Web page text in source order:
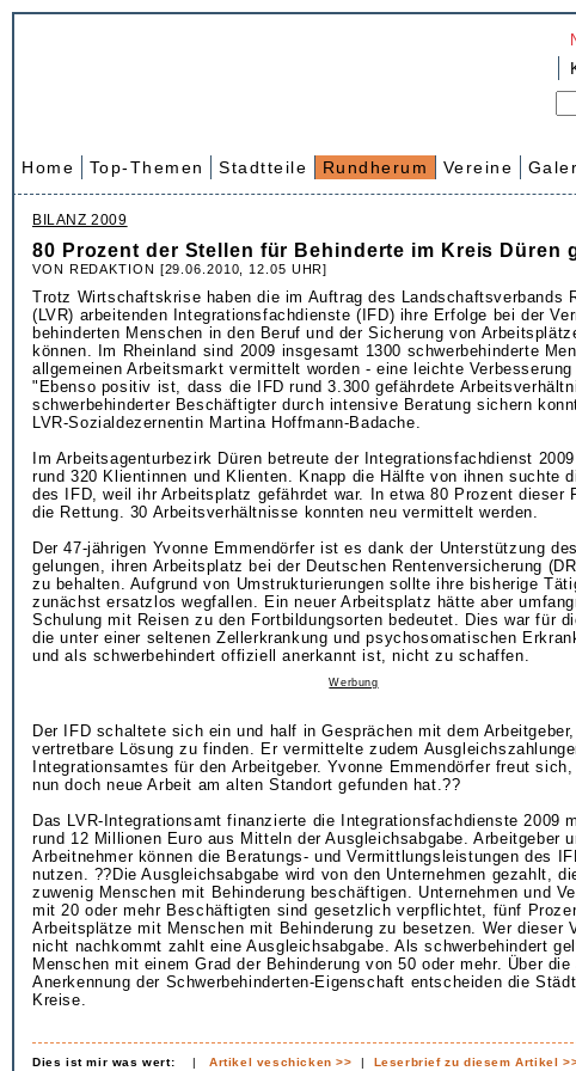
Home Top-Themen Stadtteile Rundherum Vereine
BILANZ 2009
80 Prozent der Stellen für Behinderte im Kreis Düren
VON REDAKTION [29.06.2010, 12.05 UHR]
Trotz Wirtschaftskrise haben die im Auftrag des Landschaftsverbands
(LVR) arbeitenden Integrationsfachdienste (IFD) ihre Erfolge bei der
behinderten Menschen in den Beruf und der Sicherung von
können. Im Rheinland sind 2009 insgesamt 1300 schwerbehinderte
allgemeinen Arbeitsmarkt vermittelt worden - eine leichte Verbesserung
"Ebenso positiv ist, dass die IFD rund 3.300 gefährdete
schwerbehinderter Beschäftigter durch intensive Beratung sichern
LVR-Sozialdezernentin Martina Hoffmann-Badache.
Im Arbeitsagenturbezirk Düren betreute der Integrationsfachdienst
rund 320 Klientinnen und Klienten. Knapp die Hälfte von ihnen suchte
des IFD, weil ihr Arbeitsplatz gefährdet war. In etwa 80 Prozent dieser
die Rettung. 30 Arbeitsverhältnisse konnten neu vermittelt werden.
Der 47-jährigen Yvonne Emmendörfer ist es dank der Unterstützung
gelungen, ihren Arbeitsplatz bei der Deutschen Rentenversicherung
zu behalten. Aufgrund von Umstrukturierungen sollte ihre bisherige
zunächst ersatzlos wegfallen. Ein neuer Arbeitsplatz hätte aber
Schulung mit Reisen zu den Fortbildungsorten bedeutet. Dies war für
die unter einer seltenen Zellerkrankung und psychosomatischen
und als schwerbehindert offiziell anerkannt ist, nicht zu schaffen.
Werbung
Der IFD schaltete sich ein und half in Gesprächen mit dem
vertretbare Lösung zu finden. Er vermittelte zudem
Integrationsamtes für den Arbeitgeber. Yvonne Emmendörfer freut
nun doch neue Arbeit am alten Standort gefunden hat.??
Das LVR-Integrationsamt finanzierte die Integrationsfachdienste 2009
rund 12 Millionen Euro aus Mitteln der Ausgleichsabgabe. Arbeitgeber
Arbeitnehmer können die Beratungs- und Vermittlungsleistungen des
nutzen. ??Die Ausgleichsabgabe wird von den Unternehmen gezahlt,
zuwenig Menschen mit Behinderung beschäftigen. Unternehmen und
mit 20 oder mehr Beschäftigten sind gesetzlich verpflichtet, fünf
Arbeitsplätze mit Menschen mit Behinderung zu besetzen. Wer dieser
nicht nachkommt zahlt eine Ausgleichsabgabe. Als schwerbehindert
Menschen mit einem Grad der Behinderung von 50 oder mehr. Über die
Anerkennung der Schwerbehinderten-Eigenschaft entscheiden die
Kreise.
Dies ist mir was wert: |Artikel veschicken >> | Leserbrief zu diesem Artikel